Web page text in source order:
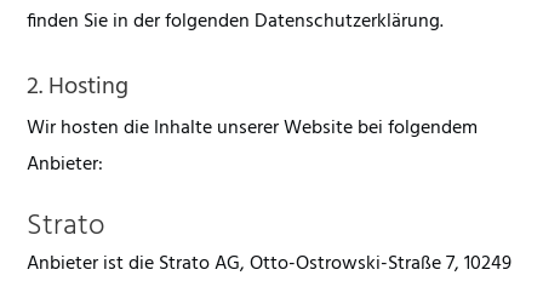
finden Sie in der folgenden Datenschutzerklärung.
2. Hosting
Wir hosten die Inhalte unserer Website bei folgendem
Anbieter:
Strato
Anbieter ist die Strato AG, Otto-Ostrowski-Straße 7, 10249